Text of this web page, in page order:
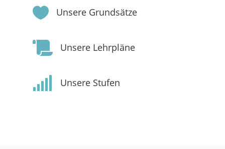
 Unsere Grundsätze
 Unsere Lehrpläne
 Unsere Stufen